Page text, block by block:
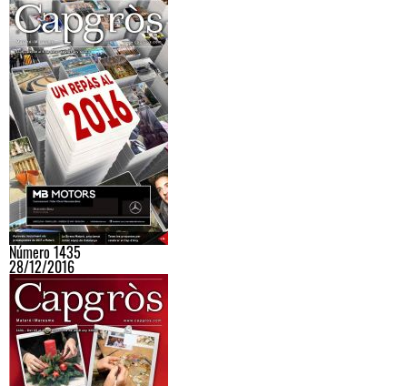
Número 1435
28/12/2016